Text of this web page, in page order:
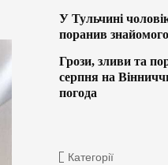
У Тульчині
поранив
Грози, зливи та
серпня на
погода
Категорії